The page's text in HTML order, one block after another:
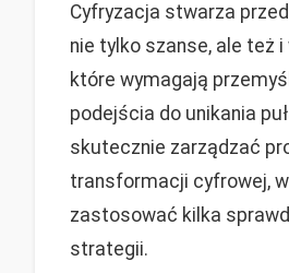
Cyfryzacja stwarza
nie tylko szanse, ale też i
które wymagają
podejścia do unikania
skutecznie zarządzać
transformacji cyfrowej,
zastosować kilka
strategii.